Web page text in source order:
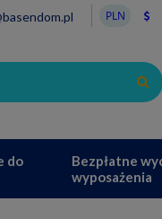
do
Bezpłatne
wyposażenia